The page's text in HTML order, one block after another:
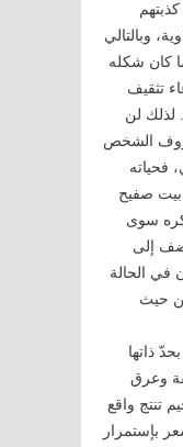
وبالتالي
كان شكله
تثقيف
لذلك لن
الشخص
فحياته
بيت صفيح
سوى
إلى
في الحالة
حيث
ذاتها
وعرق
تنتج واقع
بإستمرار